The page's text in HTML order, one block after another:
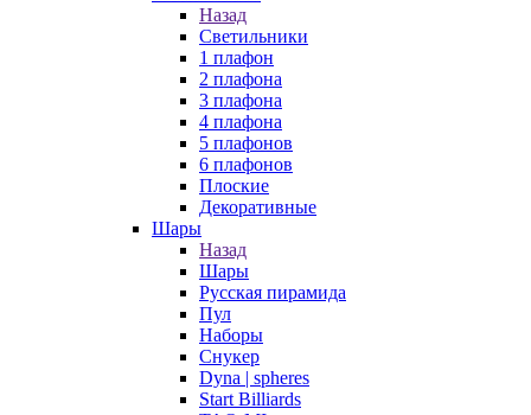
Назад
Светильники
1 плафон
2 плафона
3 плафона
4 плафона
5 плафонов
6 плафонов
Плоские
Декоративные
Шары
Назад
Шары
Русская пирамида
Пул
Наборы
Снукер
Dyna | spheres
Start Billiards